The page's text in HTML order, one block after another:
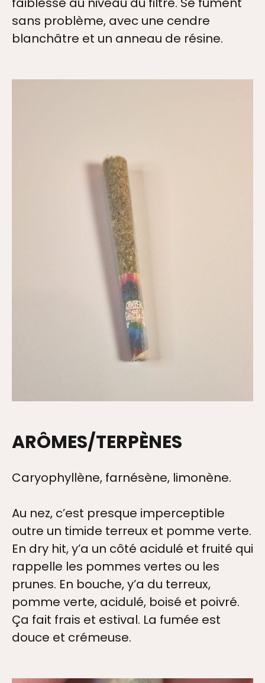
sans problème, avec une cendre
blanchâtre et un anneau de résine.
ARÔMES/TERPÈNES
Caryophyllène, farnésène, limonène.
Au nez, c’est presque imperceptible
outre un timide terreux et pomme verte.
En dry hit, y’a un côté acidulé et fruité qui
rappelle les pommes vertes ou les
prunes. En bouche, y’a du terreux,
pomme verte, acidulé, boisé et poivré.
Ça fait frais et estival. La fumée est
douce et crémeuse.